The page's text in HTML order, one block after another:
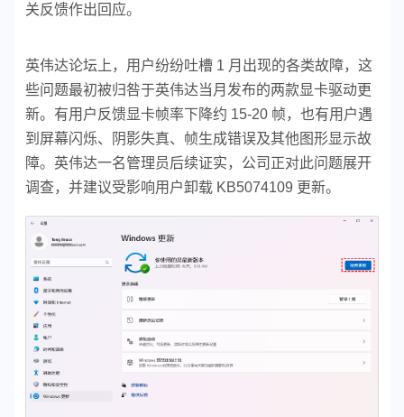
关反馈作出回应。
英伟达论坛上，用户纷纷吐槽 1 月出现的各类故障，这
些问题最初被归咎于英伟达当月发布的两款显卡驱动更
新。有用户反馈显卡帧率下降约 15-20 帧，也有用户遇
到屏幕闪烁、阴影失真、帧生成错误及其他图形显示故
障。英伟达一名管理员后续证实，公司正对此问题展开
调查，并建议受影响用户卸载 KB5074109 更新。